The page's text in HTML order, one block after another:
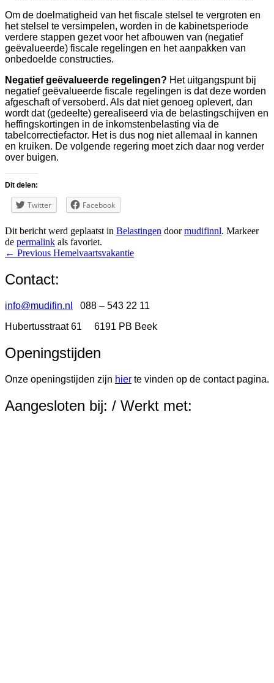
Om de doelmatigheid van het fiscale stelsel te vergroten en
het stelsel te versimpelen, worden in de kabinetsperiode
verdere stappen gezet voor het afbouwen van (negatief
geëvalueerde) fiscale regelingen en het aanpakken van
onbedoelde constructies.
Negatief geëvalueerde regelingen? Het uitgangspunt bij
negatief geëvalueerde fiscale regelingen is dat deze worden
afgeschaft of versoberd. Als dat niet genoeg oplevert, dan
wordt dat (gedeelte) gerealiseerd via de belastingschijven en
heffingskortingen in de inkomstenbelasting via de
tabelcorrectiefactor. Het is dus nog niet allemaal in kannen
en kruiken. De volgende regering moet zich daar nog verder
over buigen.
Dit delen:
Twitter Facebook
Dit bericht werd geplaatst in Belastingen doormudifinnl. Markeer
de permalink als favoriet.
Bericht
navigatie
← Previous Previous
Hemelvaartsvakantie
Primary
Widget
Area
Contact:
info@mudifin.nl
088 – 543 22 11
Hubertusstraat 61 6191 PB Beek
Openingstijden
Onze openingstijden zijn hier te vinden op de contact pagina.
Aangesloten bij: / Werkt met: